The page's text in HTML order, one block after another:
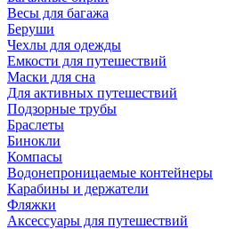
Весы для багажа
Беруши
Чехлы для одежды
Емкости для путешествий
Маски для сна
Для активных путешествий
Подзорные трубы
Браслеты
Бинокли
Компасы
Водонепроницаемые контейнеры
Карабины и держатели
Фляжки
Аксессуары для путешествий